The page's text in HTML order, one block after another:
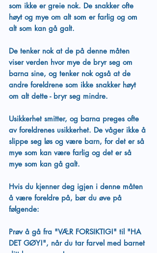
som ikke er greie nok. De snakker ofte
høyt og mye om alt som er farlig og om
alt som kan gå galt.
De tenker nok at de på denne måten
viser verden hvor mye de bryr seg om
barna sine, og tenker nok også at de
andre foreldrene som ikke snakker høyt
om alt dette - bryr seg mindre.
Usikkerhet smitter, og barna preges ofte
av foreldrenes usikkerhet. De våger ikke å
slippe seg løs og være barn, for det er så
mye som kan være farlig og det er så
mye som kan gå galt.
Hvis du kjenner deg igjen i denne måten
å være foreldre på, bør du øve på
følgende:
Prøv å gå fra "VÆR FORSIKTIG!" til "HA
DET GØY!", når du tar farvel med barnet